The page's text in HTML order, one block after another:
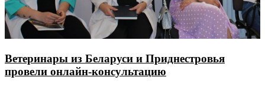
Ветеринары из Беларуси и Приднестровья
провели онлайн-консультацию